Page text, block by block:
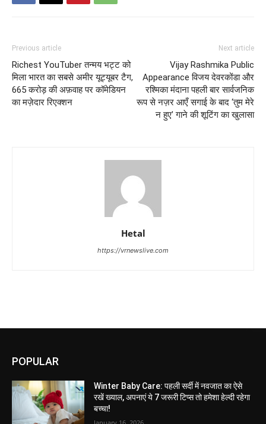
Previous article
Richest YouTuber तन्मय भट्ट को
मिला भारत का सबसे अमीर यूट्यूबर टैग,
665 करोड़ की अफ़वाह पर कॉमेडियन
का मज़ेदार रिएक्शन
Next article
Vijay Rashmika Public
Appearance विजय देवरकोंडा और
रश्मिका मंदाना पहली बार सार्वजनिक
रूप से नज़र आएँ सगाई के बाद ‘तुम मेरे
न हुए’ गाने की शूटिंग का खुलासा
Hetal
https://vrnewslive.com
POPULAR
Winter Baby Care: पहली सर्दी में नवजात का ऐसे
रखें ख्याल, अपनाएं ये 7 जरूरी टिप्स तो हमेशा हेल्दी रहेगा
बच्चा!